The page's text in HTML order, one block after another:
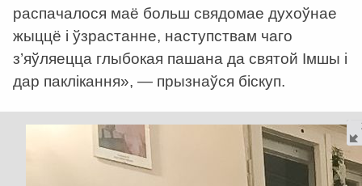
распачалося маё больш свядомае духоўнае
жыццё і ўзрастанне, наступствам чаго
з’яўляецца глыбокая пашана да святой Імшы і
дар паклікання», — прызнаўся біскуп.